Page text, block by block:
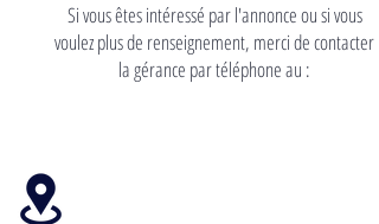
Si vous êtes intéressé par l'annonce ou si vous
voulez plus de renseignement, merci de contacter
la gérance par téléphone au :